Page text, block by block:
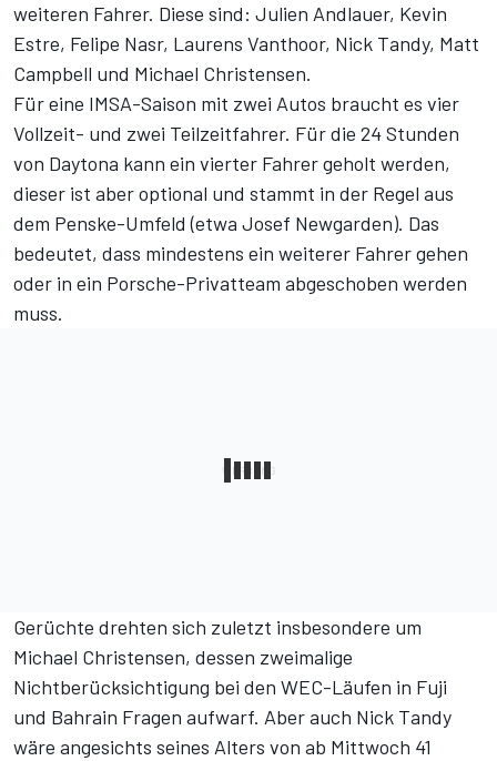
weiteren Fahrer. Diese sind: Julien Andlauer, Kevin
Estre, Felipe Nasr, Laurens Vanthoor, Nick Tandy, Matt
Campbell und Michael Christensen.
Für eine IMSA-Saison mit zwei Autos braucht es vier
Vollzeit- und zwei Teilzeitfahrer. Für die 24 Stunden
von Daytona kann ein vierter Fahrer geholt werden,
dieser ist aber optional und stammt in der Regel aus
dem Penske-Umfeld (etwa Josef Newgarden). Das
bedeutet, dass mindestens ein weiterer Fahrer gehen
oder in ein Porsche-Privatteam abgeschoben werden
muss.
Gerüchte drehten sich zuletzt insbesondere um
Michael Christensen, dessen zweimalige
Nichtberücksichtigung bei den WEC-Läufen in Fuji
und Bahrain Fragen aufwarf. Aber auch Nick Tandy
wäre angesichts seines Alters von ab Mittwoch 41